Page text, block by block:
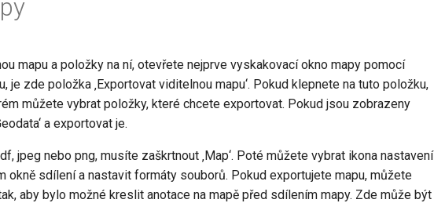
mapu a položky na ní, otevřete nejprve vyskakovací okno mapy pomocí
je zde položka ‚Exportovat viditelnou mapu‘. Pokud klepnete na tuto položku,
můžete vybrat položky, které chcete exportovat. Pokud jsou zobrazeny
a exportovat je.
jpeg nebo png, musíte zaškrtnout ‚Map‘. Poté můžete vybrat ikona nastavení
okně sdílení a nastavit formáty souborů. Pokud exportujete mapu, můžete
aby bylo možné kreslit anotace na mapě před sdílením mapy. Zde může být